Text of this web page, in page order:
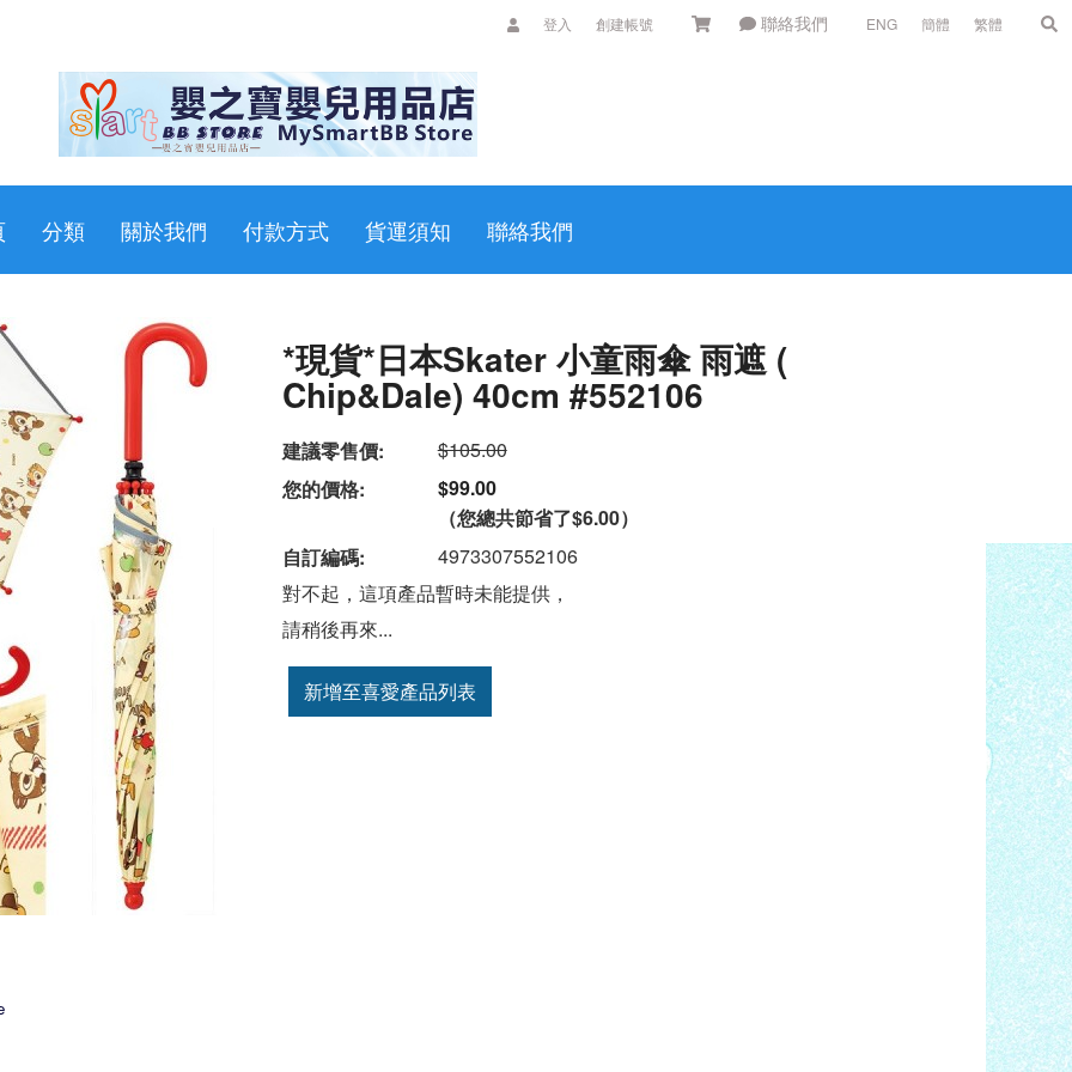
登入 創建帳號 聯絡我們 ENG 簡體 繁體
分類 關於我們 付款方式 貨運須知 聯絡我們
*現貨*日本Skater 小童雨傘 雨遮 (
Chip&Dale) 40cm #552106
建議零售價:
$105.00
您的價格:
$99.00
（您總共節省了$6.00）
自訂編碼:
4973307552106
對不起，這項產品暫時未能提供，
請稍後再來...
新增至喜愛產品列表